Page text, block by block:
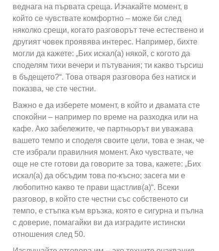
веднага на първата среща. Изчакайте момент, в
който се чувствате комфортно – може би след
няколко срещи, когато разговорът тече естествено и
другият човек проявява интерес. Например, бихте
могли да кажете: „Бих искал(а) някой, с когото да
споделям тихи вечери и пътувания; ти какво търсиш
в бъдещето?“. Това отваря разговора без натиск и
показва, че сте честни.
Важно е да изберете момент, в който и двамата сте
спокойни – например по време на разходка или на
кафе. Ако забележите, че партньорът ви уважава
вашето темпо и споделя своите цели, това е знак, че
сте избрали правилния момент. Ако чувствате, че
още не сте готови да говорите за това, кажете: „Бих
искал(а) да обсъдим това по-късно; засега ми е
любопитно какво те прави щастлив(а)“. Всеки
разговор, в който сте честни със собственото си
темпо, е стъпка към връзка, която е сигурна и пълна
с доверие, помагайки ви да изградите истински
отношения след 50.